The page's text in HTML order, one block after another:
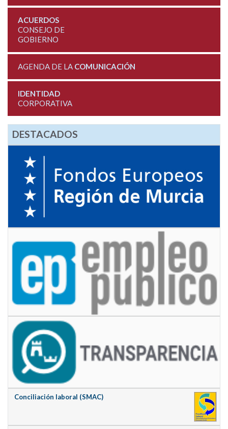
ACUERDOS
CONSEJO DE
GOBIERNO
AGENDA DE LA COMUNICACIÓN
IDENTIDAD
CORPORATIVA
DESTACADOS
Conciliación laboral (SMAC)